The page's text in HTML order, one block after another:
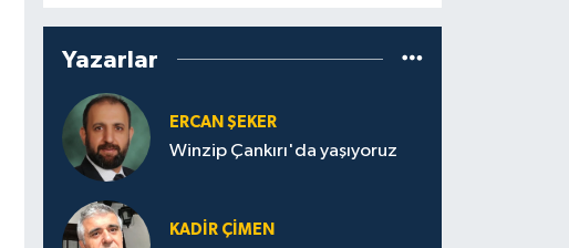
Yazarlar
ERCAN ŞEKER
Winzip Çankırı'da yaşıyoruz
KADIR ÇIMEN